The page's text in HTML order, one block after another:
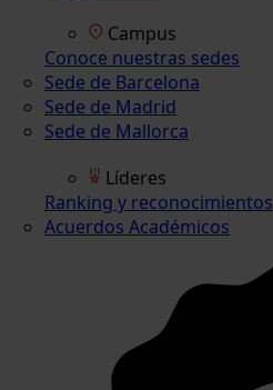
Campus
Conoce nuestras sedes
Sede de Barcelona
Sede de Madrid
Sede de Mallorca
Líderes
Ranking y reconocimientos
Acuerdos Académicos